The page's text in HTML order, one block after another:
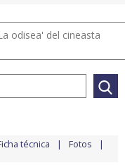
odisea' del cineasta
técnica Fotos